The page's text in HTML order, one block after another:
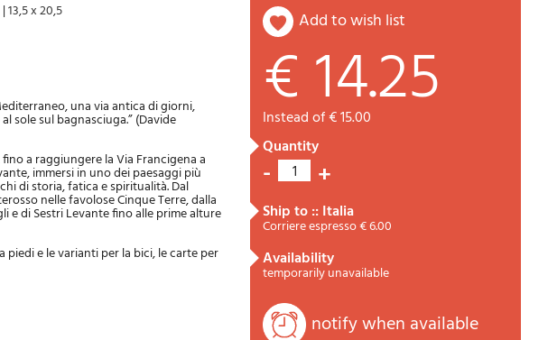
Cart
|13,5 x 20,5
una via antica di giorni,
sole sul bagnasciuga.” (Davide
a raggiungere la Via Francigena a
immersi in uno dei paesaggi più
di storia, fatica e spiritualità. Dal
nelle favolose Cinque Terre, dalla
e di Sestri Levante fino alle prime alture
e le varianti per la bici, le carte per
add to wish list
€ 14.25
instead of € 15.00
quantity
- 1 +
ship to :: Italia
Corriere espresso € 6.00
availability
temporarily unavailable
notify when available